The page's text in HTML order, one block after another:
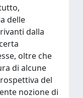
delle
dalla
oltre che
di alcune
del
nozione di